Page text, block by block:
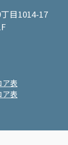
目1014-17
ア表
ア表